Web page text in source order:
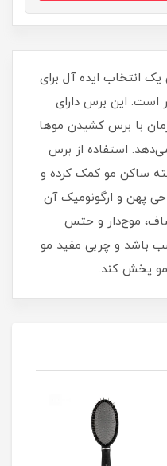
انتخاب ایده آل برای
است. این برس دارای
با برس کشیدن موها
استفاده از برس
ساکن مو کمک کرده و
پهن و ارگونومیک آن
موج‌دار و حتس
باشد و چربی مفید مو
مو پخش کند.